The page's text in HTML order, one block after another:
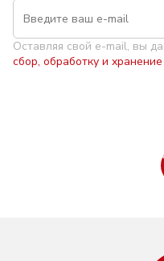
Оставляя свой e-mail, вы
сбор, обработку и